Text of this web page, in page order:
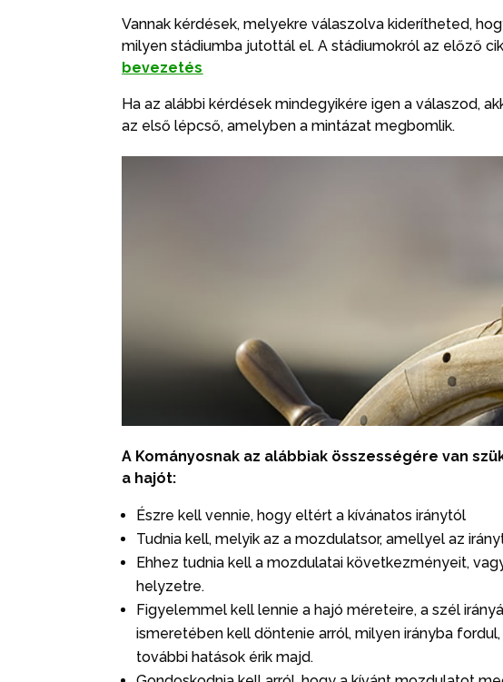
Vannak kérdések, melyekre válaszolva kiderítheted,
milyen stádiumba jutottál el. A stádiumokról az előző
bevezetés
Ha az alábbi kérdések mindegyikére igen a válaszod,
az első lépcső, amelyben a mintázat megbomlik.
A Kományosnak az alábbiak összességére van
a hajót:
Észre kell vennie, hogy eltért a kívánatos iránytól
Tudnia kell, melyik az a mozdulatsor, amellyel az
Ehhez tudnia kell a mozdulatai következményeit,
helyzetre.
Figyelemmel kell lennie a hajó méreteire, a szél
ismeretében kell döntenie arról, milyen irányba
további hatások érik majd.